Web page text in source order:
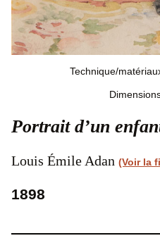
Technique/
Portrait d’un
Louis Émile Adan (Voir la
1898